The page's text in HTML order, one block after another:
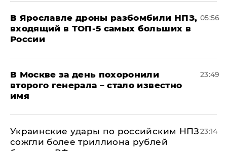
В Ярославле дроны разбомбили НПЗ,
входящий в ТОП-5 самых больших в
России
05:56
В Москве за день похоронили
второго генерала – стало известно
имя
23:49
Украинские удары по российским НПЗ
сожгли более триллиона рублей
23:14